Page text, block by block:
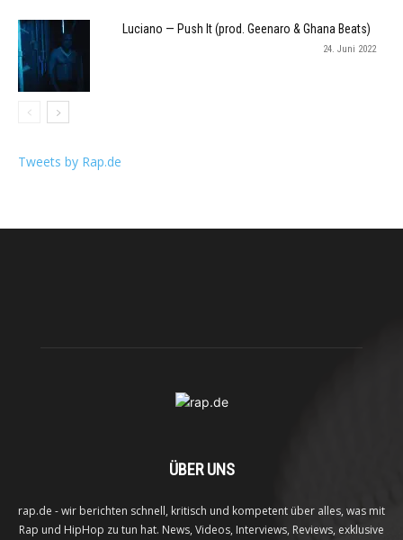
Luciano — Push It (prod. Geenaro & Ghana Beats)
24. Juni 2022
Tweets by Rap.de
ÜBER UNS
rap.de - wir berichten schnell, kritisch und kompetent über alles, was mit
Rap und HipHop zu tun hat. News, Videos, Interviews, Reviews, exklusive